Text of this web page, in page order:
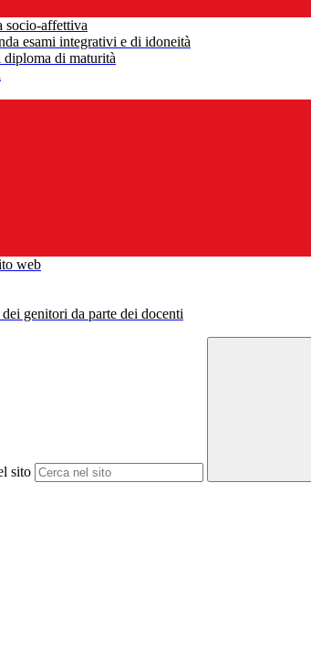
socio-affettiva
esami integrativi e di idoneità
di maturità
web
genitori da parte dei docenti
sito